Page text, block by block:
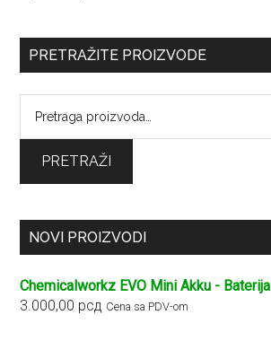
PRETRAŽITE PROIZVODE
PRETRAŽI
NOVI PROIZVODI
Chemicalworkz EVO Mini Akku - Baterija
3.000,00 рсд Cena sa PDV-om